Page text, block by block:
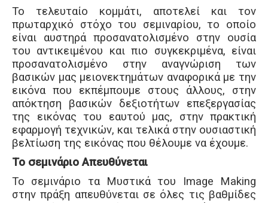
Το τελευταίο κομμάτι, αποτελεί και τον
πρωταρχικό στόχο του σεμιναρίου, το οποίο
είναι αυστηρά προσανατολισμένο στην ουσία
του αντικειμένου και πιο συγκεκριμένα, είναι
προσανατολισμένο στην αναγνώριση των
βασικών μας μειονεκτημάτων αναφορικά με την
εικόνα που εκπέμπουμε στους άλλους, στην
απόκτηση βασικών δεξιοτήτων επεξεργασίας
της εικόνας του εαυτού μας, στην πρακτική
εφαρμογή τεχνικών, και τελικά στην ουσιαστική
βελτίωση της εικόνας που θέλουμε να έχουμε.
Το σεμινάριο Απευθύνεται
Το σεμινάριο τα Μυστικά του Image Making
στην πράξη απευθύνεται σε όλες τις βαθμίδες